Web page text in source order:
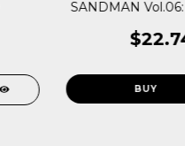
SANDMAN